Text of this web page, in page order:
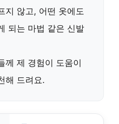
지 않고, 어떤 옷에도
되는 마법 같은 신발
께 제 경험이 도움이
해 드려요.